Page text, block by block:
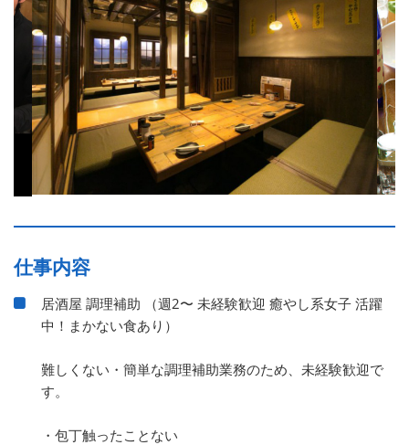
仕事内容
居酒屋 調理補助 （週2〜 未経験歓迎 癒やし系女子 活躍
中！まかない食あり）
難しくない・簡単な調理補助業務のため、未経験歓迎で
す。
・包丁触ったことない